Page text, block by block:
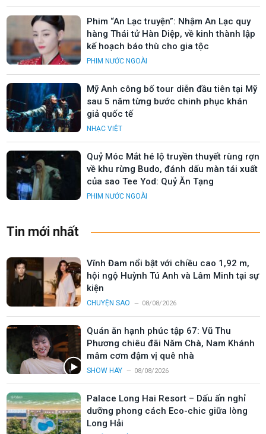
Phim “An Lạc truyện”: Nhậm An Lạc quy
hàng Thái tử Hàn Diệp, về kinh thành lập
kế hoạch báo thù cho gia tộc
PHIM NƯỚC NGOÀI
Mỹ Anh công bố tour diễn đầu tiên tại Mỹ
sau 5 năm từng bước chinh phục khán
giả quốc tế
NHẠC VIỆT
Quỷ Móc Mắt hé lộ truyền thuyết rùng rợn
về khu rừng Budo, đánh dấu màn tái xuất
của sao Tee Yod: Quỷ Ăn Tạng
PHIM NƯỚC NGOÀI
Tin mới nhất
Vĩnh Đam nổi bật với chiều cao 1,92 m,
hội ngộ Huỳnh Tú Anh và Lâm Minh tại sự
kiện
CHUYỆN SAO 08/08/2026
Quán ăn hạnh phúc tập 67: Vũ Thu
Phương chiêu đãi Năm Chà, Nam Khánh
mâm cơm đậm vị quê nhà
SHOW HAY 08/08/2026
Palace Long Hai Resort – Dấu ấn nghỉ
dưỡng phong cách Eco-chic giữa lòng
Long Hải